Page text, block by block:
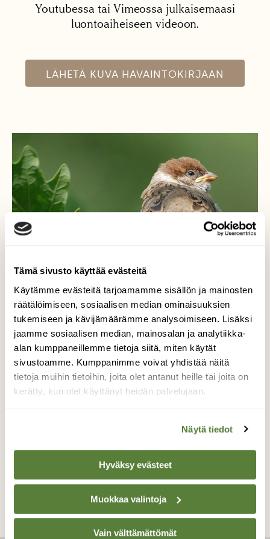
Tämä sivusto käyttää evästeitä
Käytämme evästeitä tarjoamamme sisällön ja mainosten
räätälöimiseen, sosiaalisen median ominaisuuksien
tukemiseen ja kävijämäärämme analysoimiseen. Lisäksi
jaamme sosiaalisen median, mainosalan ja analytiikka-
alan kumppaneillemme tietoja siitä, miten käytät
sivustoamme. Kumppanimme voivat yhdistää näitä
tietoja muihin tietoihin, joita olet antanut heille tai joita on
kerätty, kun olet käyttänyt heidän palvelujaan.
Näytä tiedot
Hyväksy evästeet
Muokkaa valintoja
Vain välttämättömät
Youtubessa tai Vimeossa julkaisemaasi
luontoaiheiseen videoon.
LÄHETÄ KUVA HAVAINTOKIRJAAN
Varpunen tamenoksalla